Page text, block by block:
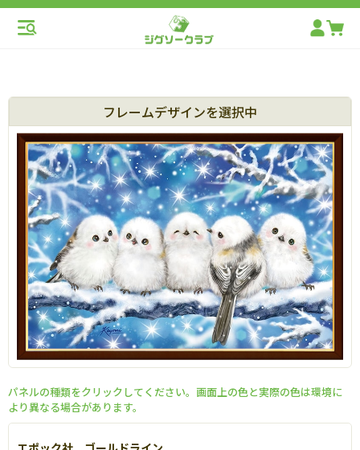
フレームデザインを選択中
パネルの種類をクリックしてください。画面上の色と実際の色は環境に
より異なる場合があります。